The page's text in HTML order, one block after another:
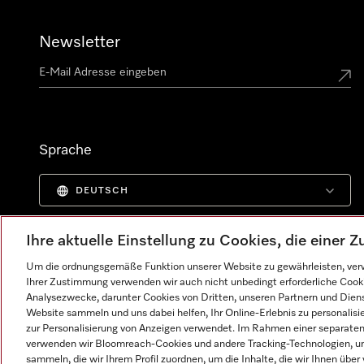
Newsletter
Sprache
DEUTSCH
Ihre aktuelle Einstellung zu Cookies, die einer
Um die ordnungsgemäße Funktion unserer Website zu gewährleisten,
Ihrer Zustimmung verwenden wir auch nicht unbedingt erforderliche
Analysezwecke, darunter Cookies von Dritten, unseren Partnern und
Website sammeln und uns dabei helfen, Ihr Online-Erlebnis zu
zur Personalisierung von Anzeigen verwendet. Im Rahmen einer
verwenden wir Bloomreach-Cookies und andere Tracking-Technologien,
sammeln, die wir Ihrem Profil zuordnen, um die Inhalte, die wir Ihnen